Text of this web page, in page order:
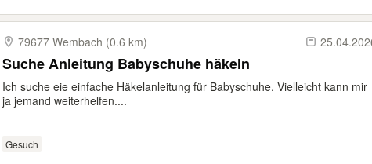
79677 Wembach (0.6 km)
Suche Anleitung Babyschuhe häkeln
Ich suche eie einfache Häkelanleitung für Babyschuhe. Vielleicht kann mir
ja jemand weiterhelfen....
Gesuch